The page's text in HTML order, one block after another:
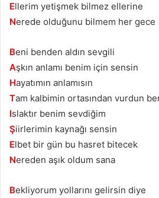
Ellerim yetişmek bilmez ellerine
Nerede olduğunu bilmem her gece
Beni benden aldın sevgili
Aşkın anlamı benim için sensin
Hayatımın anlamısın
Tam kalbimin ortasından vurdun
Islaktır benim sevdiğim
Şiirlerimin kaynağı sensin
Elbet bir gün bu hasret bitecek
Nereden aşık oldum sana
Bekliyorum yollarını gelirsin diye